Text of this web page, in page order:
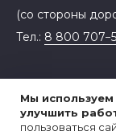
Мы
улучшить
пользоваться
(со стороны
Тел.: 8 800